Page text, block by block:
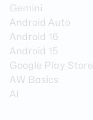
Gemini
Android Auto
Android 16
Android 15
Google Play Store
AW Basics
AI